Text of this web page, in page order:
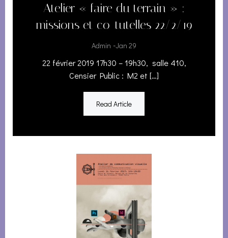
Atelier « faire du terrain » :
missions et co-tutelles 22/2/19
Admin -Jan 29
22 février 2019 17h30 – 19h30, salle 410,
Censier Public : M2 et […]
Read Article